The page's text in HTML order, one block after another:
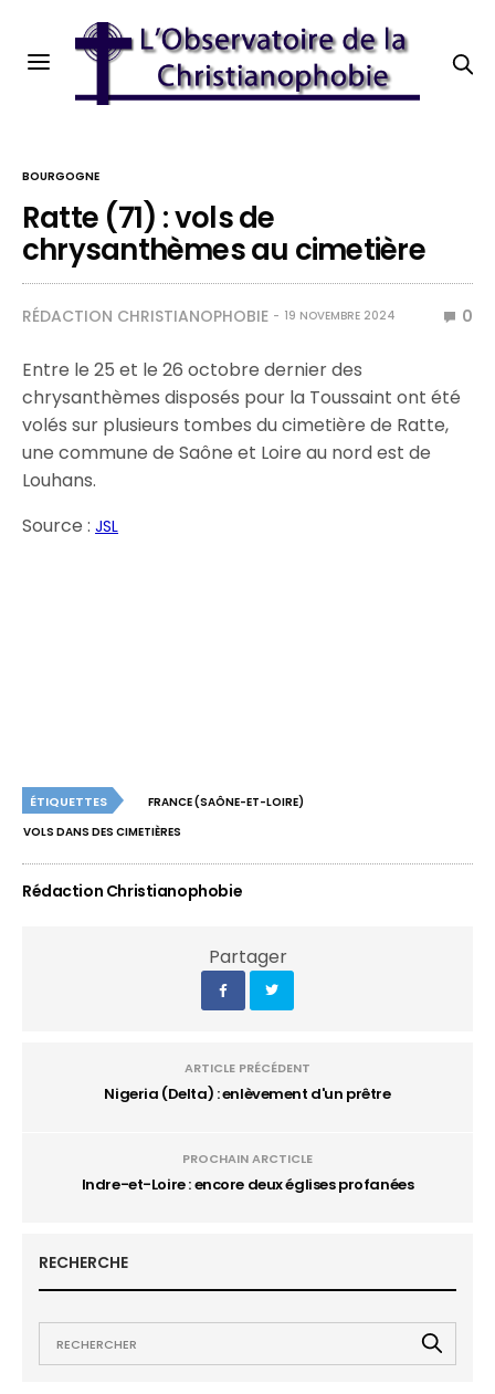
BOURGOGNE
Ratte (71) : vols de
chrysanthèmes au cimetière
RÉDACTION CHRISTIANOPHOBIE 19 NOVEMBRE 2024 0
Entre le 25 et le 26 octobre dernier des
chrysanthèmes disposés pour la Toussaint ont été
volés sur plusieurs tombes du cimetière de Ratte,
une commune de Saône et Loire au nord est de
Louhans.
Source :JSL
ÉTIQUETTES
FRANCE (SAÔNE-ET-LOIRE)
VOLS DANS DES CIMETIÈRES
Rédaction Christianophobie
Partager
ARTICLE PRÉCÉDENT
Nigeria (Delta) : enlèvement d'un prêtre
PROCHAIN ARCTICLE
Indre-et-Loire : encore deux églises profanées
RECHERCHE